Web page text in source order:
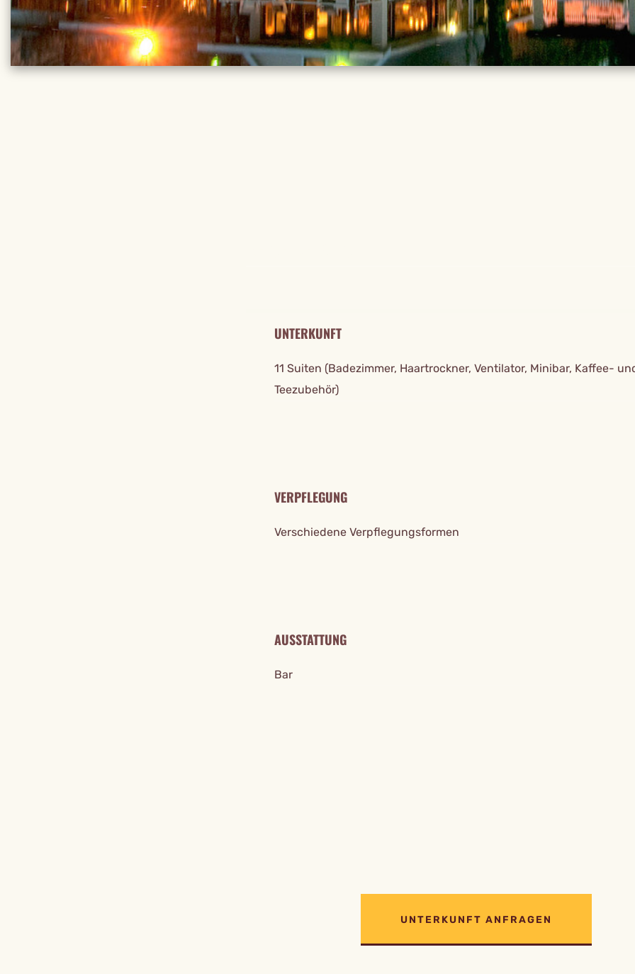
UNTERKUNFT
11 Suiten (Badezimmer, Haartrockner, Ventilator, Minibar, Kaffee-
Teezubehör)
VERPFLEGUNG
Verschiedene Verpflegungsformen
AUSSTATTUNG
Bar
UNTERKUNFT ANFRAGEN